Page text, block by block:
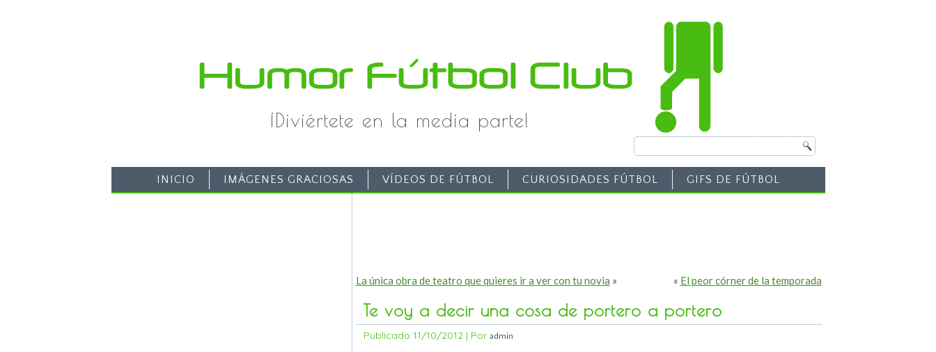
¡Diviértete en la media parte!
INICIO IMÁGENES GRACIOSAS VÍDEOS DE FÚTBOL CURIOSIDADES FÚTBOL GIFS DE FÚTBOL
La única obra de teatro que quieres ir a ver con tu novia » « El peor córner de la temporada
Te voy a decir una cosa de portero a portero
Publicado 11/10/2012| Por admin